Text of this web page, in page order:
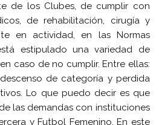
de los Clubes, de cumplir con
de rehabilitación, cirugía y
en actividad, en las Normas
estipulado una variedad de
caso de no cumplir. Entre ellas:
de categoría y perdida
Lo que puedo decir es que
las demandas con instituciones
y Futbol Femenino. En este